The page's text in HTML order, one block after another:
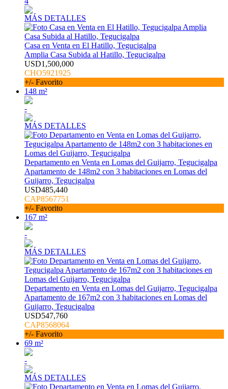
MÁS DETALLES
Casa en Venta en El Hatillo, Tegucigalpa
Amplia Casa Subida al Hatillo, Tegucigalpa
USD1,500,000
CHO5921925
+/- Favorito
148 m²
-
MÁS DETALLES
Departamento en Venta en Lomas del Guijarro, Tegucigalpa
Apartamento de 148m2 con 3 habitaciones en Lomas del
Guijarro, Tegucigalpa
USD485,440
CAP8567751
+/- Favorito
167 m²
-
MÁS DETALLES
Departamento en Venta en Lomas del Guijarro, Tegucigalpa
Apartamento de 167m2 con 3 habitaciones en Lomas del
Guijarro, Tegucigalpa
USD547,760
CAP8568064
+/- Favorito
69 m²
-
MÁS DETALLES